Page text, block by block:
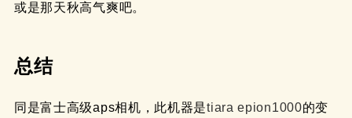
或是那天秋高气爽吧。
总结
同是富士高级aps相机，此机器是tiara epion1000的变